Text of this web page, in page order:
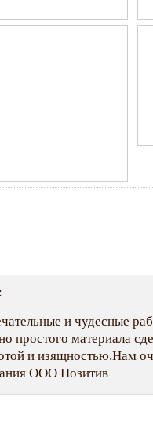
и чудесные
простого материала
и изящностью.Нам
ООО Позитив